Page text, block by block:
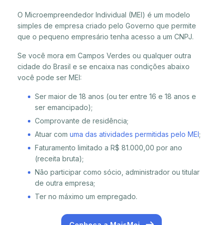
O Microempreendedor Individual (MEI) é um modelo
simples de empresa criado pelo Governo que permite
que o pequeno empresário tenha acesso a um CNPJ.
Se você mora em Campos Verdes ou qualquer outra
cidade do Brasil e se encaixa nas condições abaixo
você pode ser MEI:
Ser maior de 18 anos (ou ter entre 16 e 18 anos e
ser emancipado);
Comprovante de residência;
Atuar com uma das atividades permitidas pelo MEI;
Faturamento limitado a R$ 81.000,00 por ano
(receita bruta);
Não participar como sócio, administrador ou titular
de outra empresa;
Ter no máximo um empregado.